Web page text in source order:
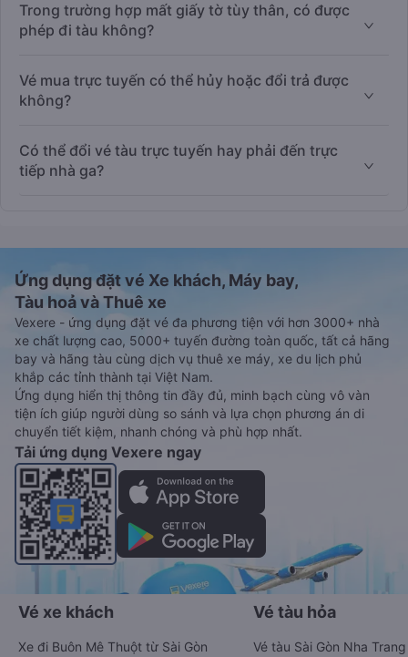
Trong trường hợp mất giấy tờ tùy thân, có được
phép đi tàu không?
Vé mua trực tuyến có thể hủy hoặc đổi trả được
không?
Có thể đổi vé tàu trực tuyến hay phải đến trực
tiếp nhà ga?
Ứng dụng đặt vé Xe khách, Máy bay,
Tàu hoả và Thuê xe
Vexere - ứng dụng đặt vé đa phương tiện với hơn 3000+ nhà
xe chất lượng cao, 5000+ tuyến đường toàn quốc, tất cả hãng
bay và hãng tàu cùng dịch vụ thuê xe máy, xe du lịch phủ
khắp các tỉnh thành tại Việt Nam.
Ứng dụng hiển thị thông tin đầy đủ, minh bạch cùng vô vàn
tiện ích giúp người dùng so sánh và lựa chọn phương án di
chuyển tiết kiệm, nhanh chóng và phù hợp nhất.
Tải ứng dụng Vexere ngay
Vé xe khách
Xe đi Buôn Mê Thuột từ Sài Gòn
Vé tàu hỏa
Vé tàu Sài Gòn Nha Trang